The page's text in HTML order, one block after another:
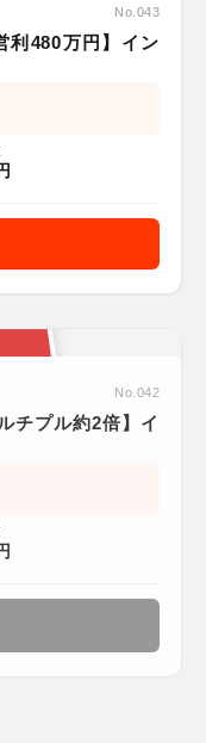
No.043
利480万円】イン
No.042
チプル約2倍】イ